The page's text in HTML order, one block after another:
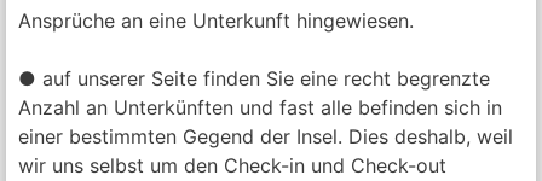
Ansprüche an eine Unterkunft hingewiesen.
● auf unserer Seite finden Sie eine recht begrenzte
Anzahl an Unterkünften und fast alle befinden sich in
einer bestimmten Gegend der Insel. Dies deshalb, weil
wir uns selbst um den Check-in und Check-out